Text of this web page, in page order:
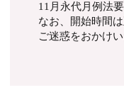
11月永代月例法
なお、開始時間
ご迷惑をおかけ